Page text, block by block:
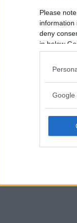
Please
information
deny
in below
Google
29 Januari
10
s profil än.